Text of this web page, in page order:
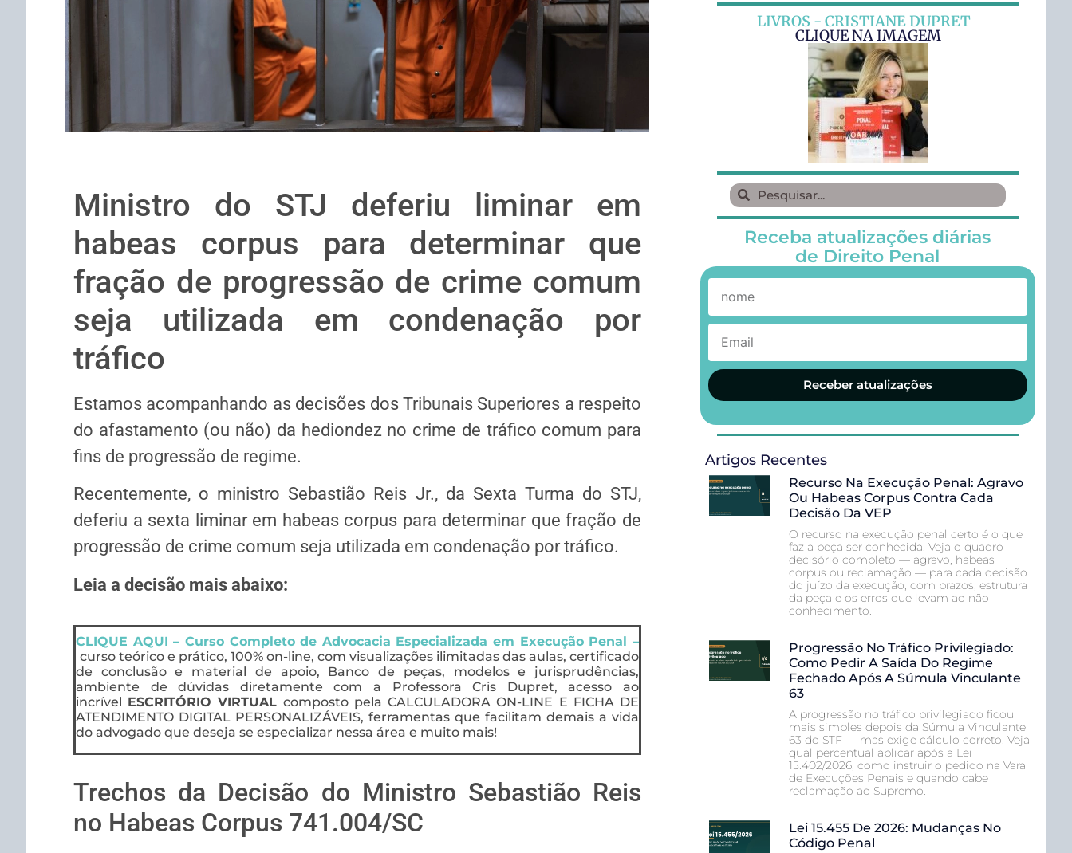
Ministro do STJ deferiu liminar em
habeas corpus para determinar que
fração de progressão de crime comum
seja utilizada em condenação por
tráfico
Estamos acompanhando as decisões dos Tribunais Superiores a respeito
do afastamento (ou não) da hediondez no crime de tráfico comum para
fins de progressão de regime.
Recentemente, o ministro Sebastião Reis Jr., da Sexta Turma do STJ,
deferiu a sexta liminar em habeas corpus para determinar que fração de
progressão de crime comum seja utilizada em condenação por tráfico.
Leia a decisão mais abaixo:
CLIQUE AQUI – Curso Completo de Advocacia Especializada em Execução Penal –
curso teórico e prático, 100% on-line, com visualizações ilimitadas das aulas, certificado
de conclusão e material de apoio, Banco de peças, modelos e jurisprudências,
ambiente de dúvidas diretamente com a Professora Cris Dupret, acesso ao
incrível ESCRITÓRIO VIRTUAL composto pela CALCULADORA ON-LINE E FICHA DE
ATENDIMENTO DIGITAL PERSONALIZÁVEIS, ferramentas que facilitam demais a vida
do advogado que deseja se especializar nessa área e muito mais!
Trechos da Decisão do Ministro Sebastião Reis
no Habeas Corpus 741.004/SC
LIVROS - CRISTIANE DUPRET
CLIQUE NA IMAGEM
Receba atualizações diárias
de Direito Penal
Receber atualizações
Artigos Recentes
Recurso Na Execução Penal: Agravo
Ou Habeas Corpus Contra Cada
Decisão Da VEP
O recurso na execução penal certo é o que
faz a peça ser conhecida. Veja o quadro
decisório completo — agravo, habeas
corpus ou reclamação — para cada decisão
do juízo da execução, com prazos, estrutura
da peça e os erros que levam ao não
conhecimento.
Progressão No Tráfico Privilegiado:
Como Pedir A Saída Do Regime
Fechado Após A Súmula Vinculante
63
A progressão no tráfico privilegiado ficou
mais simples depois da Súmula Vinculante
63 do STF — mas exige cálculo correto. Veja
qual percentual aplicar após a Lei
15.402/2026, como instruir o pedido na Vara
de Execuções Penais e quando cabe
reclamação ao Supremo.
Lei 15.455 De 2026: Mudanças No
Código Penal